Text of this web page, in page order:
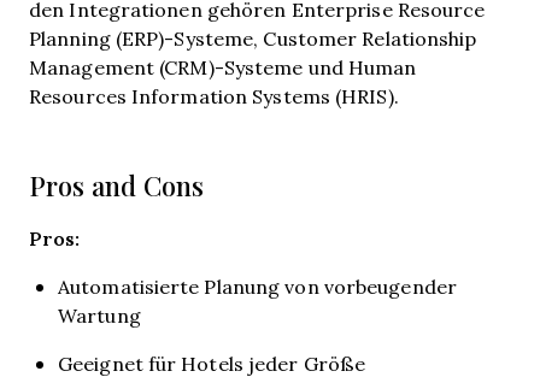
den Integrationen gehören Enterprise Resource
Planning (ERP)-Systeme, Customer Relationship
Management (CRM)-Systeme und Human
Resources Information Systems (HRIS).
Pros and Cons
Pros:
Automatisierte Planung von vorbeugender
Wartung
Geeignet für Hotels jeder Größe